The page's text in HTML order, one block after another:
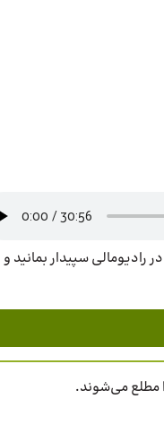
سپیدار بمانید و
مطلع می‌شوند.